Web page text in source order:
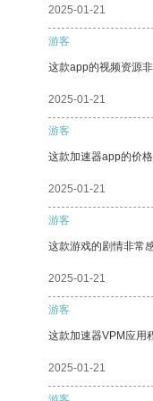
2025-01-21
游客
这款app的视频资源
2025-01-21
游客
这款加速器app的价
2025-01-21
游客
这款游戏的剧情非常
2025-01-21
游客
这款加速器VPM应用
2025-01-21